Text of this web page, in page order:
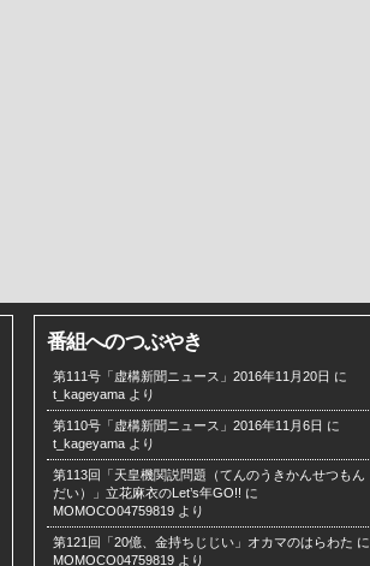
番組へのつぶやき
第111号「虚構新聞ニュース」2016年11月20日 に
t_kageyama より
第110号「虚構新聞ニュース」2016年11月6日 に
t_kageyama より
第113回「天皇機関説問題（てんのうきかんせつもん
だい）」立花麻衣のLet’s年GO!! に
MOMOCO04759819 より
第121回「20億、金持ちじじい」オカマのはらわた に
MOMOCO04759819 より